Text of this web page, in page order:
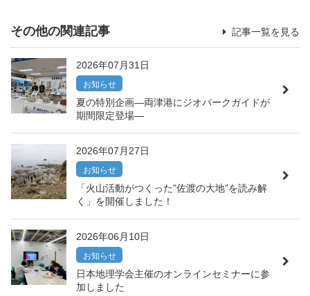
その他の関連記事 記事一覧を見る
2026年07月31日
お知らせ
夏の特別企画―両津港にジオパークガイドが
期間限定登場―
2026年07月27日
お知らせ
「火山活動がつくった”佐渡の大地”を読み解
く」を開催しました！
2026年06月10日
お知らせ
日本地理学会主催のオンラインセミナーに参
加しました